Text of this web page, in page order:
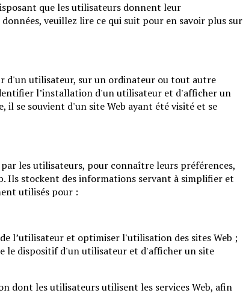
que les utilisateurs donnent leur
veuillez lire ce qui suit pour en savoir plus sur
d'un utilisateur, sur un ordinateur ou tout autre
l’installation d'un utilisateur et d'afficher un
se souvient d'un site Web ayant été visité et se
les utilisateurs, pour connaître leurs préférences,
Ils stockent des informations servant à simplifier et
utilisés pour :
l’utilisateur et optimiser l'utilisation des sites Web ;
le dispositif d'un utilisateur et d'afficher un site
dont les utilisateurs utilisent les services Web, afin